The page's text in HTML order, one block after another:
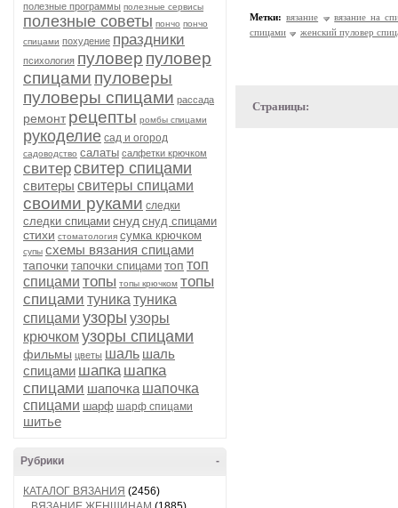
полезные программы полезные сервисы
полезные советы пончо пончо
спицами похудение праздники
психология пуловер пуловер
спицами пуловеры
пуловеры спицами рассада
ремонт рецепты ромбы спицами
рукоделие сад и огород
садоводство салаты салфетки крючком
свитерсвитер спицами
свитеры свитеры спицами
своими руками следки
следки спицами снуд снуд спицами
стихи стоматология сумка крючком
супы схемы вязания спицами
тапочки тапочки спицами топ топ
спицами топы топы крючком топы
спицами туника туника
спицами узоры узоры
крючком узоры спицами
фильмы цветы шаль шаль
спицами шапка шапка
спицами шапочка шапочка
спицами шарф шарф спицами
шитье
-
Рубрики
КАТАЛОГ ВЯЗАНИЯ (2456)
Метки: вязание
вязание на
спицами
женский пуловер
Страницы: